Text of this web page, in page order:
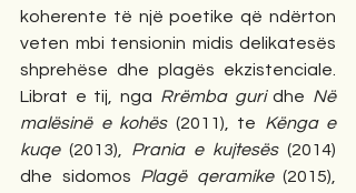
koherente të një poetike që ndërton
veten mbi tensionin midis delikatesës
shprehëse dhe plagës ekzistenciale.
Librat e tij, nga Rrëmba guri dhe Në
malësinë e kohës (2011), te Kënga e
kuqe (2013), Prania e kujtesës (2014)
dhe sidomos Plagë qeramike (2015),